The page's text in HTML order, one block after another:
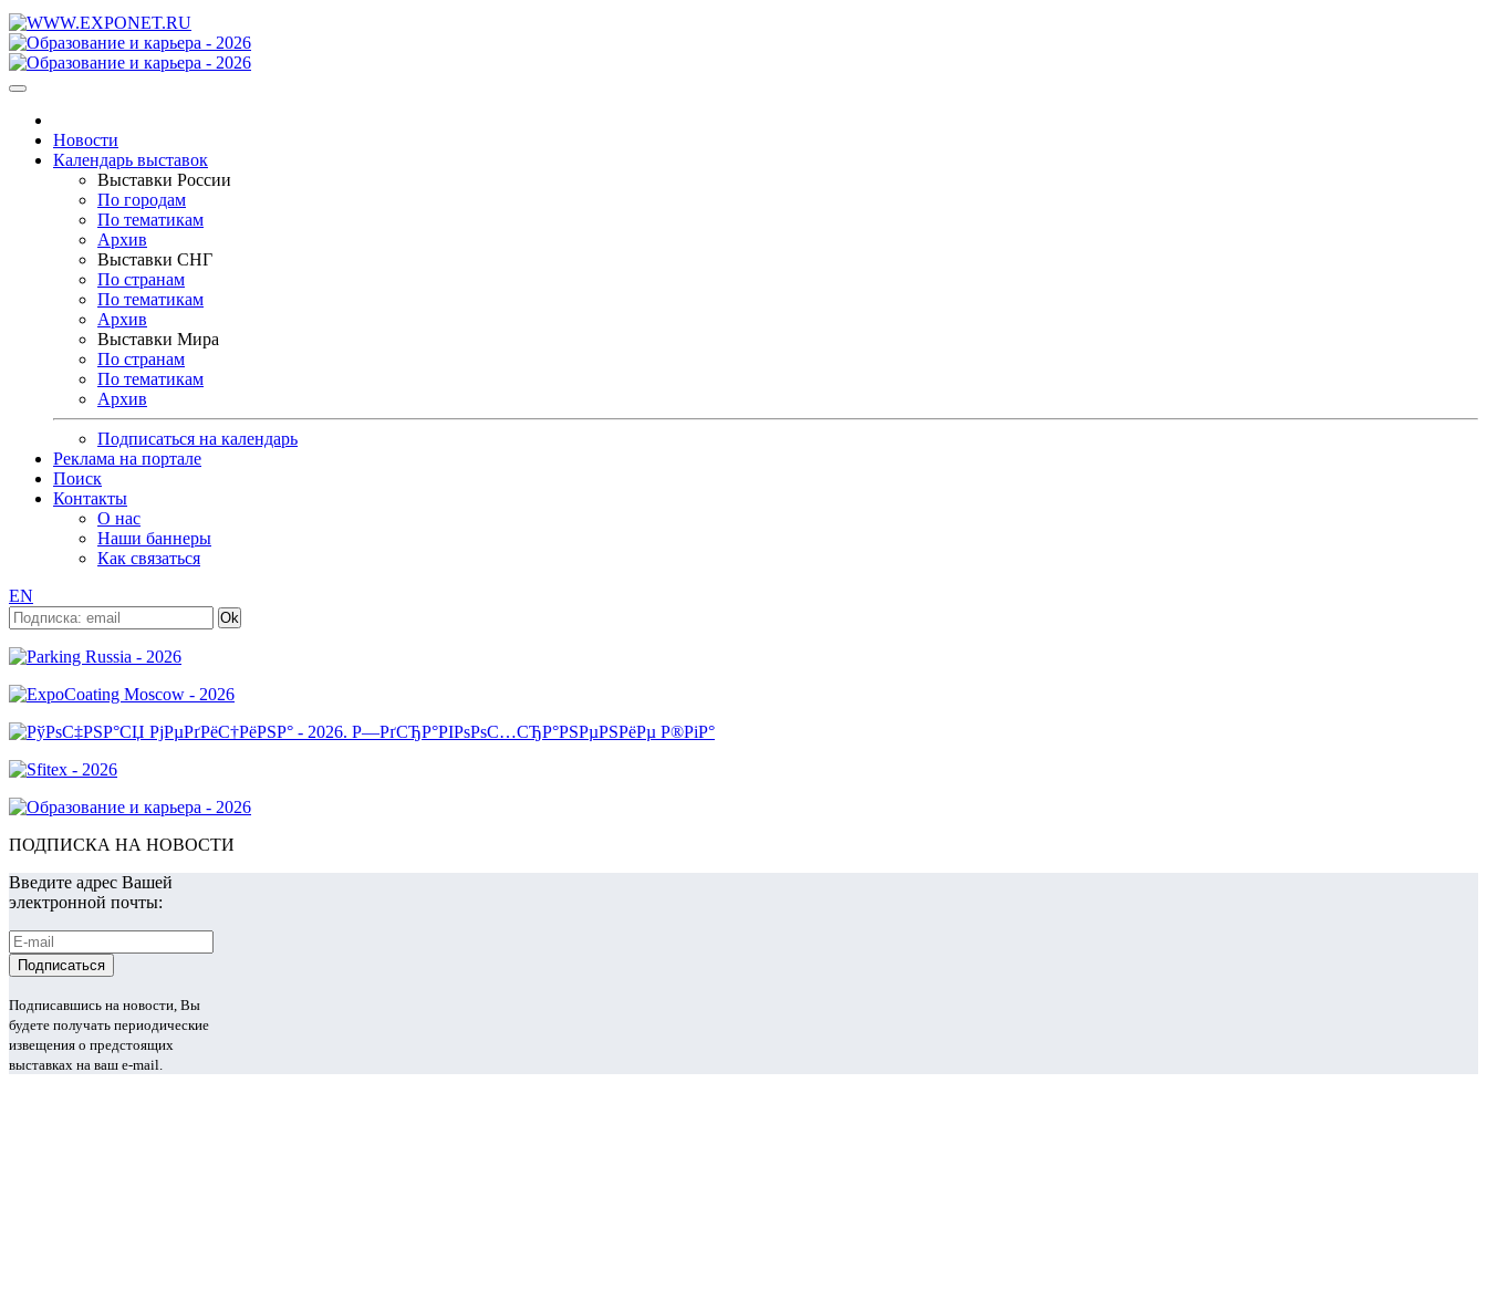
Новости
Календарь выставок
Выставки России
По городам
По тематикам
Архив
Выставки СНГ
По странам
По тематикам
Архив
Выставки Мира
По странам
По тематикам
Архив
Подписаться на календарь
Реклама на портале
Поиск
Контакты
О нас
Наши баннеры
Как связаться
EN
ПОДПИСКА НА НОВОСТИ
Введите адрес Вашей
электронной почты:
Подписавшись на новости, Вы
будете получать периодические
извещения о предстоящих
выставках на ваш e-mail.